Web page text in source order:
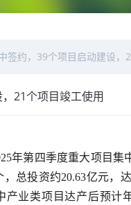
签约，39个项目启动建设，
21个项目竣工使用
年第四季度重大项目集
总投资约20.63亿元，
业类项目达产后预计